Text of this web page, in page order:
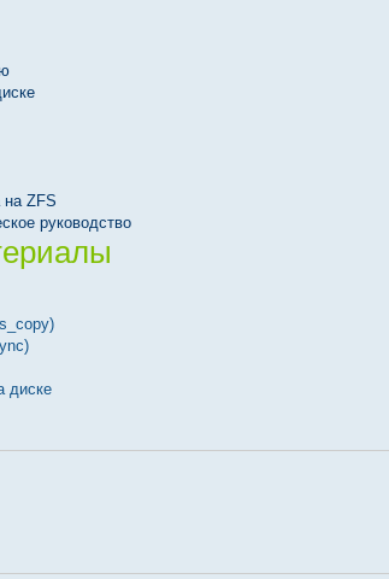
на ZFS
руководство
диске